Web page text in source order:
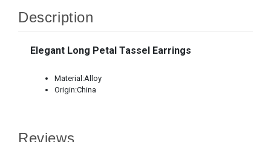
Description
Elegant Long Petal Tassel Earrings
Material:Alloy
Origin:China
Reviews